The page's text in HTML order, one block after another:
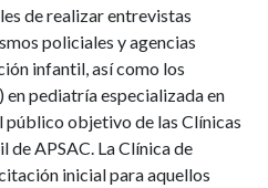
de realizar entrevistas
policiales y agencias
infantil, así como los
pediatría especializada en
objetivo de las Clínicas
de APSAC. La Clínica de
inicial para aquellos